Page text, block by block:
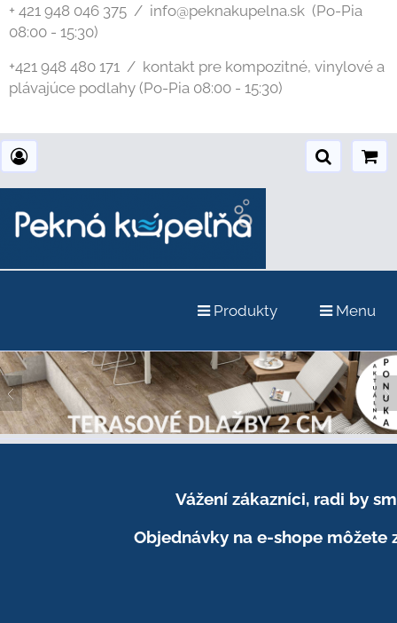
+ 421 948 046 375 / info@peknakupelna.sk (Po-Pia
08:00 - 15:30)
+421 948 480 171 / kontakt pre kompozitné, vinylové a
plávajúce podlahy (Po-Pia 08:00 - 15:30)
Produkty Menu
Vážení zákazníci, radi by
Objednávky na e-shope môžete